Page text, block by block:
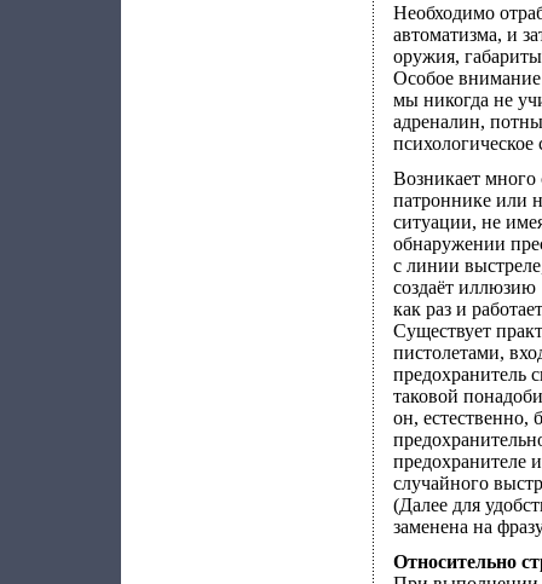
Необходимо
автоматизма, и
оружия,
Особое
мы никогда не
адреналин,
психологическое
Возникает много
патроннике или
ситуации, не
обнаружении
с линии
создаёт
как раз и
Существует
пистолетами,
предохранитель
таковой
он, естественно,
предохранителе
случайного
(Далее для
заменена на
Относительно